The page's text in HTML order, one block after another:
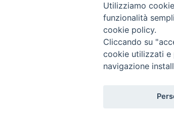
Copyright © 2019 - Tutti i diritti
Utilizziamo
funzionalità
cookie policy.
Cliccando su
cookie utilizzati e
navigazione